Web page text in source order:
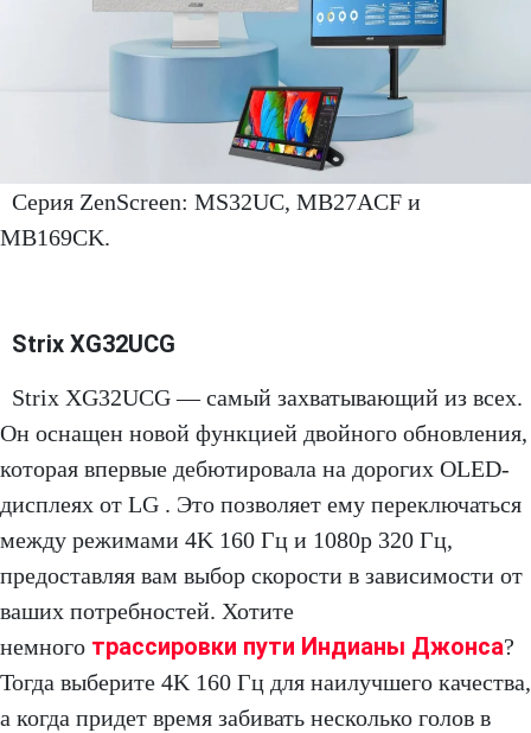
Серия ZenScreen: MS32UC, MB27ACF и
MB169CK.
Strix XG32UCG
Strix XG32UCG — самый захватывающий из всех.
Он оснащен новой функцией двойного обновления,
которая впервые дебютировала на дорогих OLED-
дисплеях от LG . Это позволяет ему переключаться
между режимами 4K 160 Гц и 1080p 320 Гц,
предоставляя вам выбор скорости в зависимости от
ваших потребностей. Хотите
немного трассировки пути Индианы Джонса?
Тогда выберите 4K 160 Гц для наилучшего качества,
а когда придет время забивать несколько голов в